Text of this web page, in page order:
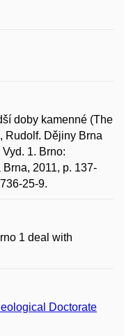
doby kamenné (The
Rudolf. Dějiny Brna
1. Brno:
2011, p. 137-
25-9.
1 deal with
Doctorate